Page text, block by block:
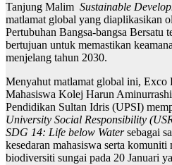
Tanjung Malim ­ Sustainable
matlamat global yang diaplikasikan
Pertubuhan Bangsa-bangsa Bersatu
bertujuan untuk memastikan
menjelang tahun 2030.
Menyahut matlamat global ini, Exco
Mahasiswa Kolej Harun
Pendidikan Sultan Idris (UPSI)
University Social Responsibility
SDG 14: Life below Watersebagai
kesedaran mahasiswa serta komuniti
biodiversiti sungai pada 20 Januari